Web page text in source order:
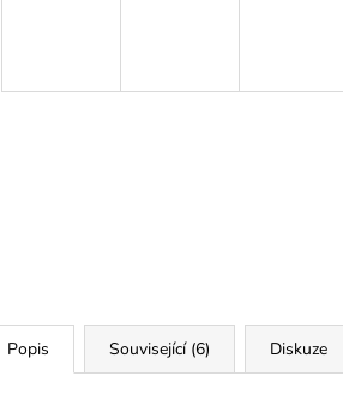
Popis Související (6) Diskuze